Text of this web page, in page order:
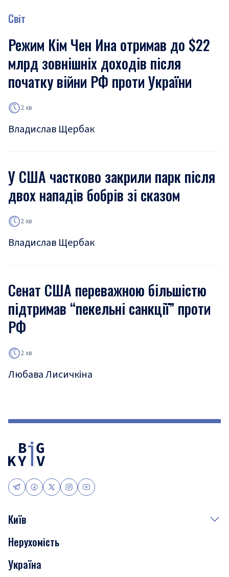
Світ
Режим Кім Чен Ина отримав до $22
млрд зовнішніх доходів після
початку війни РФ проти України
2 хв
Владислав Щербак
У США частково закрили парк після
двох нападів бобрів зі сказом
2 хв
Владислав Щербак
Сенат США переважною більшістю
підтримав “пекельні санкції” проти
РФ
2 хв
Любава Лисичкіна
Київ
Події
Скандали
Нерухомість
Україна